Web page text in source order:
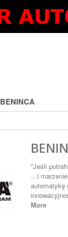
BENINCA
"Jeśli
…i marzenie
automatykę
More